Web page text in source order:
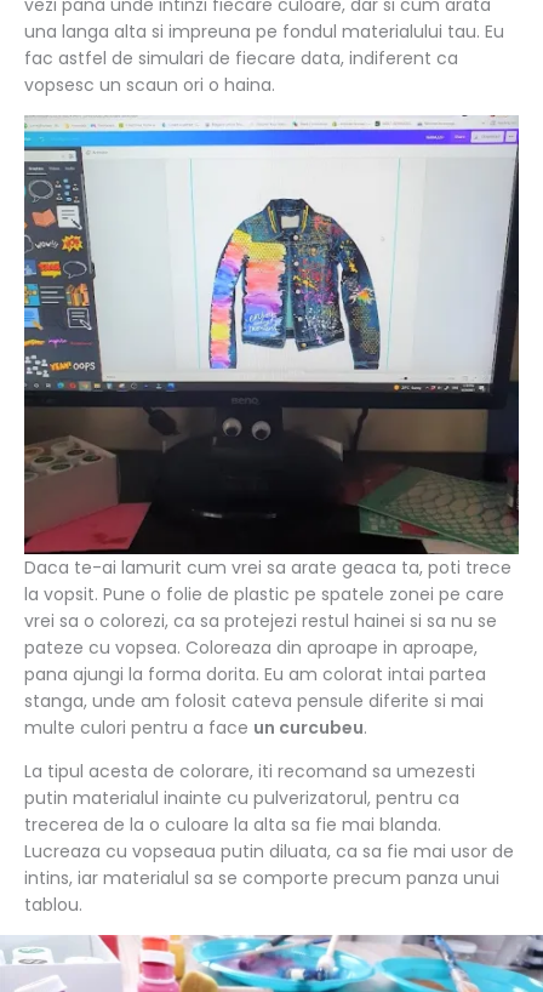
una langa alta si impreuna pe fondul materialului tau. Eu
fac astfel de simulari de fiecare data, indiferent ca
vopsesc un scaun ori o haina.
Daca te-ai lamurit cum vrei sa arate geaca ta, poti trece
la vopsit. Pune o folie de plastic pe spatele zonei pe care
vrei sa o colorezi, ca sa protejezi restul hainei si sa nu se
pateze cu vopsea. Coloreaza din aproape in aproape,
pana ajungi la forma dorita. Eu am colorat intai partea
stanga, unde am folosit cateva pensule diferite si mai
multe culori pentru a face un curcubeu.
La tipul acesta de colorare, iti recomand sa umezesti
putin materialul inainte cu pulverizatorul, pentru ca
trecerea de la o culoare la alta sa fie mai blanda.
Lucreaza cu vopseaua putin diluata, ca sa fie mai usor de
intins, iar materialul sa se comporte precum panza unui
tablou.